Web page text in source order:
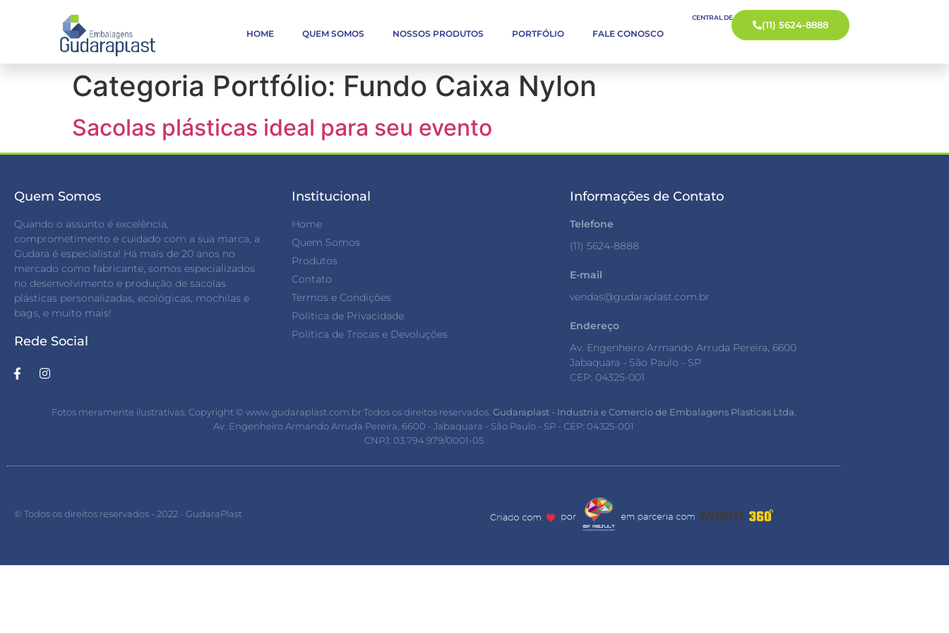
HOME QUEM SOMOS NOSSOS PRODUTOS PORTFÓLIO FALE CONOSCO
CENTRAL DE ATENDIMENTO
(11) 5624-8888
Categoria Portfólio: Fundo Caixa Nylon
Sacolas plásticas ideal para seu evento
Quem Somos
Quando o assunto é excelência,
comprometimento e cuidado com a sua marca, a
Gudara é especialista! Há mais de 20 anos no
mercado como fabricante, somos especializados
no desenvolvimento e produção de sacolas
plásticas personalizadas, ecológicas, mochilas e
bags, e muito mais!
Rede Social
Institucional
Home
Quem Somos
Produtos
Contato
Termos e Condições
Politica de Privacidade
Política de Trocas e Devoluções
Informações de Contato
Telefone
(11) 5624-8888
E-mail
vendas@gudaraplast.com.br
Endereço
Av. Engenheiro Armando Arruda Pereira, 6600
Jabaquara - São Paulo - SP
CEP: 04325-001
Fotos meramente ilustrativas. Copyright ©️ www.gudaraplast.com.br Todos os direitos reservados. Gudaraplast - Industria e Comercio de Embalagens Plasticas Ltda.
Av. Engenheiro Armando Arruda Pereira, 6600 - Jabaquara - São Paulo - SP - CEP: 04325-001
CNPJ: 03.794.979/0001-05
© Todos os direitos reservados - 2022 - GudaraPlast